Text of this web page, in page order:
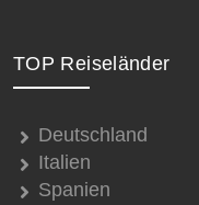
TOP Reiseländer
Deutschland
Italien
Spanien